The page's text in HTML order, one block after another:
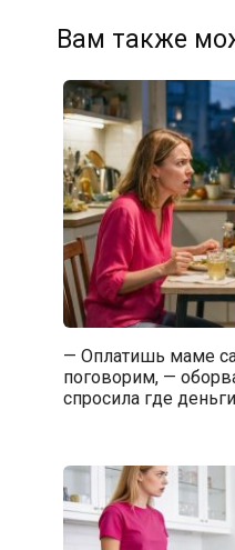
Вам также
— Оплатишь маме
поговорим, —
спросила где деньги